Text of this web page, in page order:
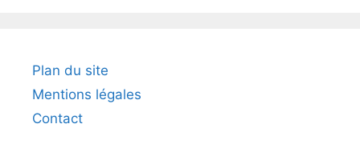
Plan du site
Mentions légales
Contact